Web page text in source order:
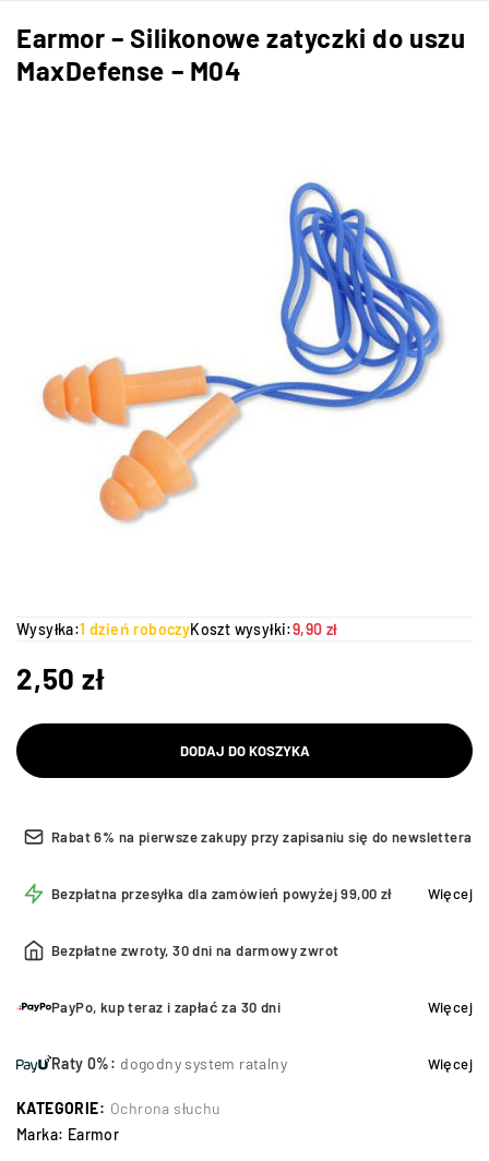
Earmor – Silikonowe zatyczki do uszu
MaxDefense – M04
Wysyłka:1 dzień roboczyKoszt wysyłki:9,90 zł
2,50 zł
DODAJ DO KOSZYKA
Rabat 6% na pierwsze zakupy przy zapisaniu się do newslettera
Bezpłatna przesyłka dla zamówień powyżej 99,00 zł Więcej
Bezpłatne zwroty, 30 dni na darmowy zwrot
PayPo, kup teraz i zapłać za 30 dni Więcej
Raty 0%: dogodny system ratalny Więcej
KATEGORIE: Ochrona słuchu
Marka: Earmor